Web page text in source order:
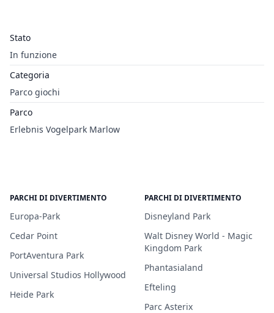
Stato
In funzione
Categoria
Parco giochi
Parco
Erlebnis Vogelpark Marlow
PARCHI DI DIVERTIMENTO
Europa-Park
Cedar Point
PortAventura Park
Universal Studios Hollywood
Heide Park
PARCHI DI DIVERTIMENTO
Disneyland Park
Walt Disney World - Magic
Kingdom Park
Phantasialand
Efteling
Parc Asterix